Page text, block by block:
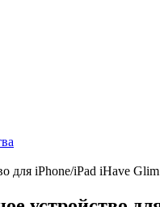
для iPhone/iPad iHave